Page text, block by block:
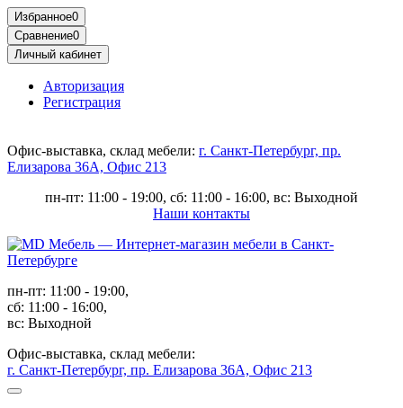
Избранное0
Сравнение0
Личный кабинет
Авторизация
Регистрация
Офис-выставка, склад мебели: г. Санкт-Петербург, пр.
Елизарова 36А, Офис 213
пн-пт: 11:00 - 19:00, сб: 11:00 - 16:00, вс: Выходной
Наши контакты
пн-пт: 11:00 - 19:00,
сб: 11:00 - 16:00,
вс: Выходной
Офис-выставка, склад мебели:
г. Санкт-Петербург, пр. Елизарова 36А, Офис 213